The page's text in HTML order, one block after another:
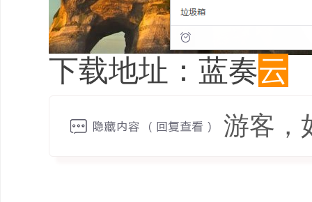
下载地址：蓝奏云
游客，